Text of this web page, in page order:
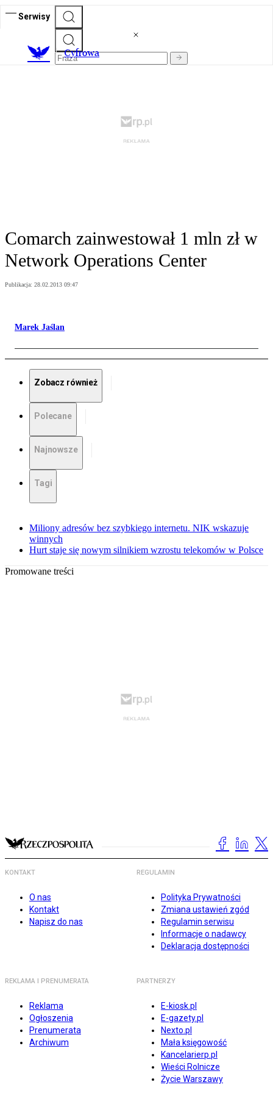
Serwisy
Cyfrowa
Comarch zainwestował 1 mln zł w
Network Operations Center
Publikacja: 28.02.2013 09:47
Marek Jaślan
Zobacz również
Polecane
Najnowsze
Tagi
Miliony adresów bez szybkiego internetu. NIK wskazuje
winnych
Hurt staje się nowym silnikiem wzrostu telekomów w Polsce
Promowane treści
KONTAKT
O nas
Kontakt
Napisz do nas
REGULAMIN
Polityka Prywatności
Zmiana ustawień zgód
Regulamin serwisu
Informacje o nadawcy
Deklaracja dostępności
REKLAMA I PRENUMERATA
Reklama
Ogłoszenia
Prenumerata
Archiwum
PARTNERZY
E-kiosk.pl
E-gazety.pl
Nexto.pl
Mała księgowość
Kancelarierp.pl
Wieści Rolnicze
Życie Warszawy